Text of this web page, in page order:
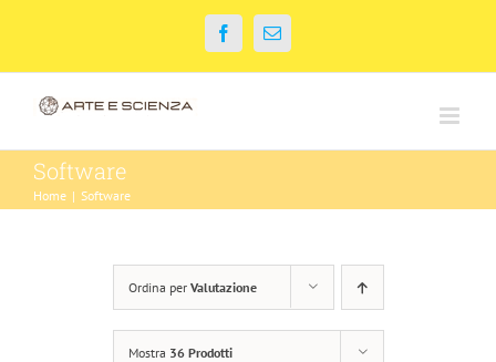
contenuto
FacebookEmail
Software
Home | Software
Ordina per Valutazione
Mostra 36 Prodotti